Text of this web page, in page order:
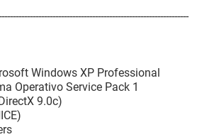
­-------------------
Windows XP Professional
Operativo Service Pack 1
9.0c)